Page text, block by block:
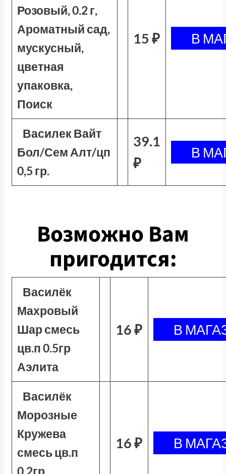
Розовый, 0.2 г,
Ароматный сад,
мускусный,
цветная
упаковка,
Поиск
15 ₽
Василек Вайт
Бол/Сем Алт/цп
0,5 гр.
39.1
₽
Возможно Вам
пригодится:
Василёк
Махровый
Шар смесь
цв.п 0.5гр
Аэлита
16 ₽
Василёк
Морозные
Кружева
смесь цв.п
0.2гр
16 ₽